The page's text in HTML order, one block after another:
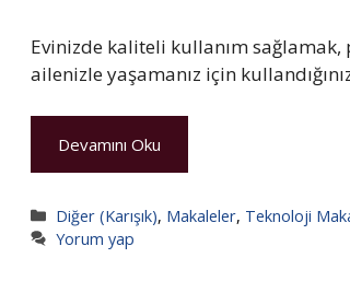
Evinizde kaliteli kullanım
ailenizle yaşamanız için
Devamını Oku
Kategoriler
Diğer (Karışık), Makaleler, Teknoloji
Yorum yap